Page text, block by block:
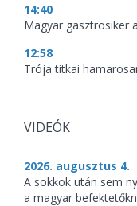
14:40
Magyar gasztrosiker
12:58
Trója titkai
VIDEÓK
2026. augusztus 4.
A sokkok után sem
a magyar